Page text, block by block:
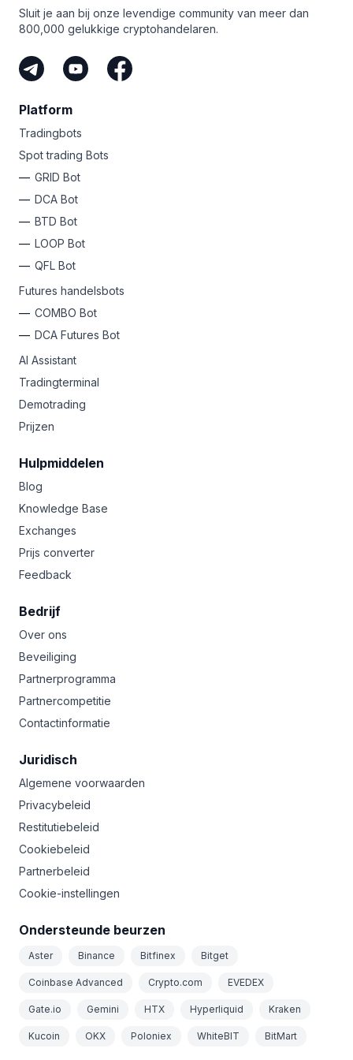
Sluit je aan bij onze levendige community van meer dan
800,000 gelukkige cryptohandelaren.
Platform
Tradingbots
Spot trading Bots
GRID Bot
DCA Bot
BTD Bot
LOOP Bot
QFL Bot
Futures handelsbots
COMBO Bot
DCA Futures Bot
AI Assistant
Tradingterminal
Demotrading
Prijzen
Hulpmiddelen
Blog
Knowledge Base
Exchanges
Prijs converter
Feedback
Bedrijf
Over ons
Beveiliging
Partnerprogramma
Partnercompetitie
Contactinformatie
Juridisch
Algemene voorwaarden
Privacybeleid
Restitutiebeleid
Cookiebeleid
Partnerbeleid
Cookie-instellingen
Ondersteunde beurzen
Aster Binance Bitfinex Bitget
Coinbase Advanced Crypto.com EVEDEX
Gate.io Gemini HTX Hyperliquid Kraken
Kucoin OKX Poloniex WhiteBIT BitMart